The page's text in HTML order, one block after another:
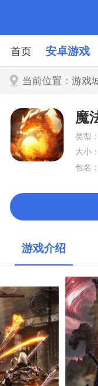
首页 安卓游戏
当前位置：游戏
魔
类型
大小
包名
游戏介绍